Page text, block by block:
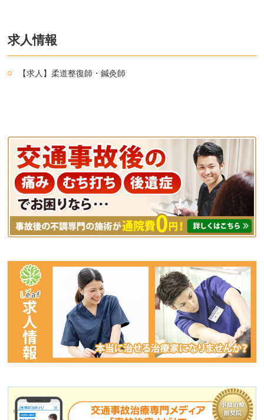
求人情報
【求人】柔道整復師・鍼灸師